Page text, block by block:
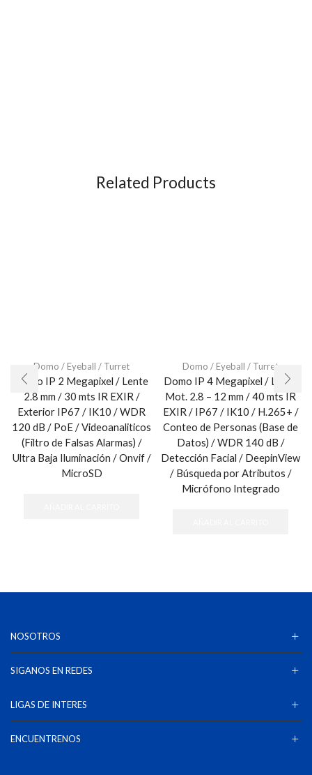
Related Products
Domo / Eyeball / Turret
Domo IP 2 Megapixel / Lente
2.8 mm / 30 mts IR EXIR /
Exterior IP67 / IK10 / WDR
120 dB / PoE / Videoanaliticos
(Filtro de Falsas Alarmas) /
Ultra Baja Iluminación / Onvif /
MicroSD
Domo / Eyeball / Turret
Domo IP 4 Megapixel / Lente
Mot. 2.8 – 12 mm / 40 mts IR
EXIR / IP67 / IK10 / H.265+ /
Conteo de Personas (Base de
Datos) / WDR 140 dB /
Detección Facial / DeepinView
/ Búsqueda por Atributos /
Micrófono Integrado
NOSOTROS
SIGANOS EN REDES
LIGAS DE INTERES
ENCUENTRENOS